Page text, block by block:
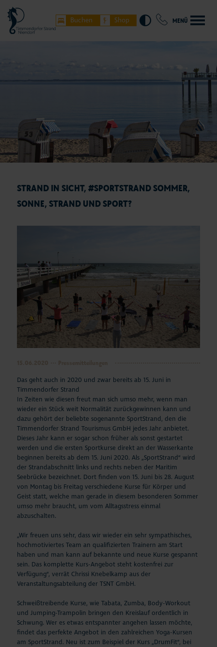
Buchen Shop MENÜ
STRAND IN SICHT, #SPORTSTRAND SOMMER,
SONNE, STRAND UND SPORT?
Das geht auch in 2020 und zwar bereits ab 15. Juni in
Timmendorfer Strand
In Zeiten wie diesen freut man sich umso mehr, wenn man
wieder ein Stück weit Normalität zurückgewinnen kann und
dazu gehört der beliebte sogenannte SportStrand, den die
Timmendorfer Strand Tourismus GmbH jedes Jahr anbietet.
Dieses Jahr kann er sogar schon früher als sonst gestartet
werden und die ersten Sportkurse direkt an der Wasserkante
beginnen bereits ab dem 15. Juni 2020. Als „SportStrand“ wird
der Strandabschnitt links und rechts neben der Maritim
Seebrücke bezeichnet. Dort finden von 15. Juni bis 28. August
von Montag bis Freitag verschiedene Kurse für Körper und
Geist statt, welche man gerade in diesem besonderen Sommer
umso mehr braucht, um vom Alltagsstress einmal
abzuschalten.
„Wir freuen uns sehr, dass wir wieder ein sehr sympathisches,
hochmotiviertes Team an qualifizierten Trainern am Start
haben und man kann auf bekannte und neue Kurse gespannt
sein. Das komplette Kurs-Angebot steht kostenfrei zur
Verfügung“, verrät Chrissi Knebelkamp aus der
Veranstaltungsabteilung der TSNT GmbH.
Schweißtreibende Kurse, wie Tabata, Zumba, Body-Workout
und Jumping-Trampolin bringen den Kreislauf ordentlich in
Schwung. Wer es etwas entspannter angehen lassen möchte,
findet das perfekte Angebot in den zahlreichen Yoga-Kursen
am SportStrand. Neu ist zum Beispiel der Kurs „DrumFit“, bei